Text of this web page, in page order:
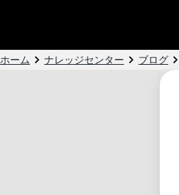
ホーム ナレッジセンター ブログ